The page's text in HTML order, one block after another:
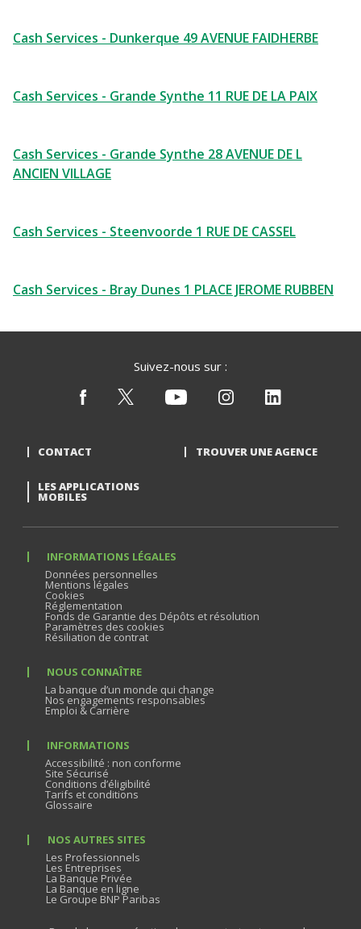
Cash Services - Dunkerque 49 AVENUE FAIDHERBE
Cash Services - Grande Synthe 11 RUE DE LA PAIX
Cash Services - Grande Synthe 28 AVENUE DE L
ANCIEN VILLAGE
Cash Services - Steenvoorde 1 RUE DE CASSEL
Cash Services - Bray Dunes 1 PLACE JEROME RUBBEN
Suivez-nous sur :
CONTACT TROUVER UNE AGENCE
LES APPLICATIONS
MOBILES
INFORMATIONS LÉGALES
Données personnelles
Mentions légales
Cookies
Réglementation
Fonds de Garantie des Dépôts et résolution
Paramètres des cookies
Résiliation de contrat
NOUS CONNAÎTRE
La banque d’un monde qui change
Nos engagements responsables
Emploi & Carrière
INFORMATIONS
Accessibilité : non conforme
Site Sécurisé
Conditions d’éligibilité
Tarifs et conditions
Glossaire
NOS AUTRES SITES
Les Professionnels
Les Entreprises
La Banque Privée
La Banque en ligne
Le Groupe BNP Paribas